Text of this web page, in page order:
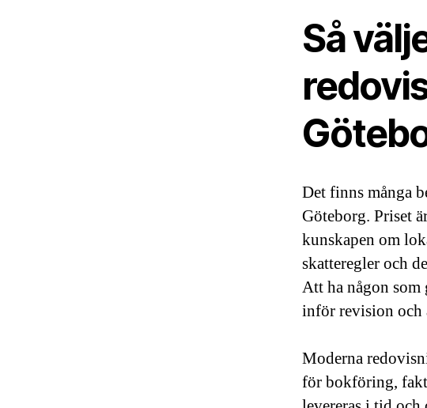
Så
Det finns många
Göteborg. Priset
kunskapen om
skatteregler och
Att ha någon
inför revision och
Moderna
för bokföring,